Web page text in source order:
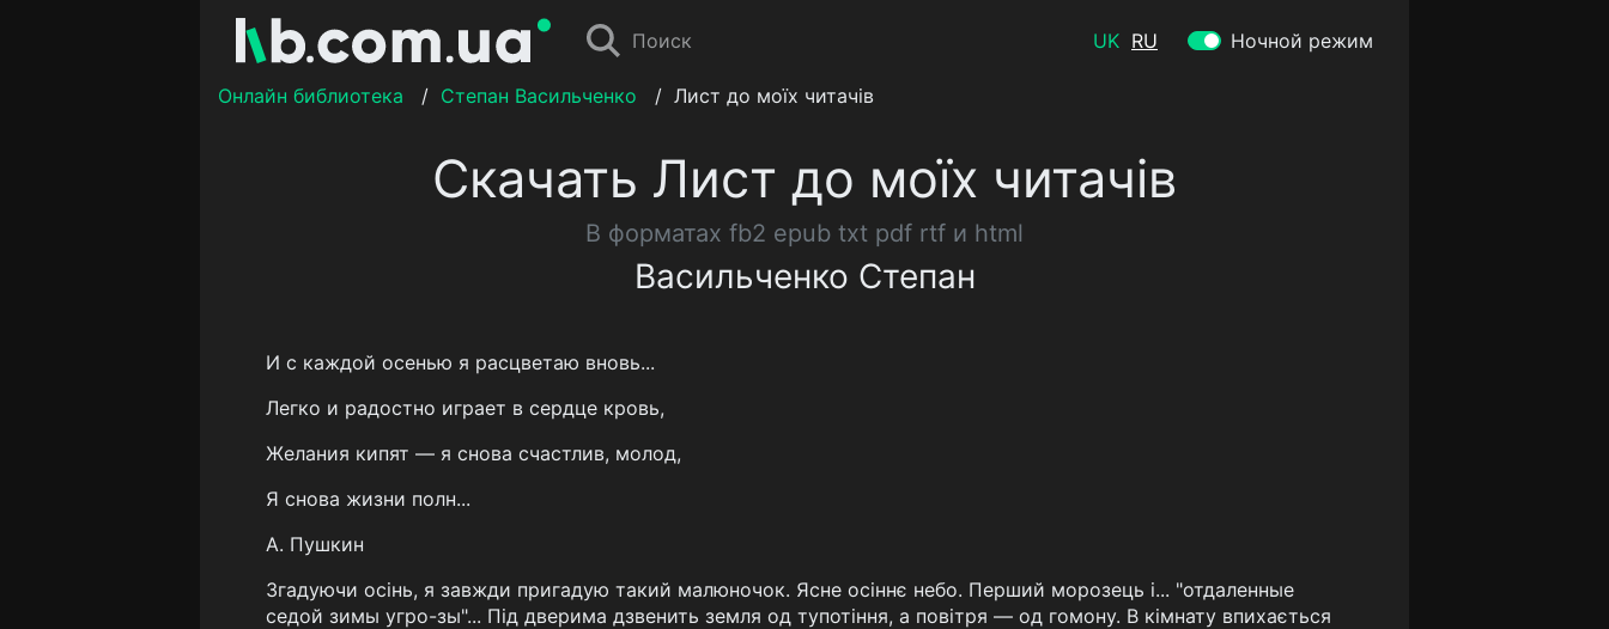
Поиск UK RU Ночной режим
Онлайн библиотека / Степан Васильченко / Лист до моїх читачів
Скачать Лист до моїх читачів
В форматах fb2 epub txt pdf rtf и html
Васильченко Степан
И с каждой осенью я расцветаю вновь...
Легко и радостно играет в сердце кровь,
Желания кипят — я снова счастлив, молод,
Я снова жизни полн...
А. Пушкин
Згадуючи осінь, я завжди пригадую такий малюночок. Ясне осіннє небо. Перший морозець і... "отдаленные
седой зимы угро-зы"... Під дверима дзвенить земля од тупотіння, а повітря — од гомону. В кімнату впихається